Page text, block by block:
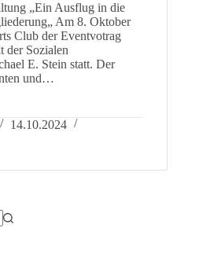
„Ein Ausflug in die
Am 8. Oktober
Club der Eventvotrag
der Sozialen
E. Stein statt. Der
und…
14.10.2024